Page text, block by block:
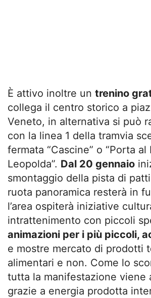
È attivo inoltre un trenino
collega il centro storico a
Veneto, in alternativa si può
con la linea 1 della tramvia
fermata “Cascine” o “Porta al
Leopolda”. Dal 20 gennaio
smontaggio della pista di
ruota panoramica resterà in
l’area ospiterà iniziative
intrattenimento con piccoli
animazioni per i più piccoli,
e mostre mercato di prodotti
alimentari e non. Come lo
tutta la manifestazione viene
grazie a energia prodotta